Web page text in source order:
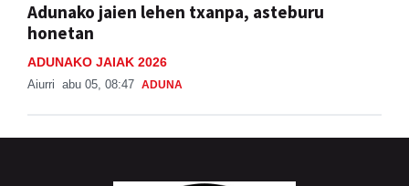
Adunako jaien lehen txanpa, asteburu
honetan
ADUNAKO JAIAK 2026
Aiurri abu 05, 08:47 ADUNA